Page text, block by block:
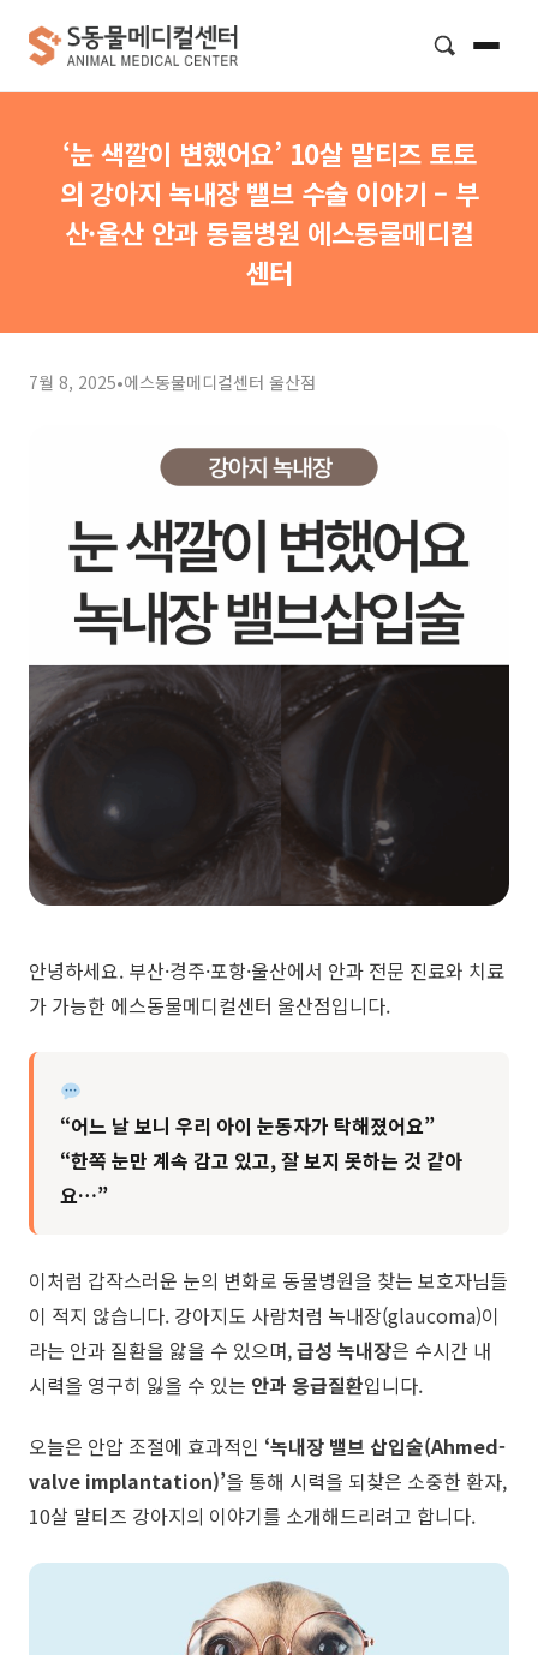
‘눈 색깔이 변했어요’ 10살 말티즈 토토
의 강아지 녹내장 밸브 수술 이야기 – 부
산·울산 안과 동물병원 에스동물메디컬
센터
7월 8, 2025•에스동물메디컬센터 울산점
안녕하세요. 부산·경주·포항·울산에서 안과 전문 진료와 치료
가 가능한 에스동물메디컬센터 울산점입니다.
“어느 날 보니 우리 아이 눈동자가 탁해졌어요”
“한쪽 눈만 계속 감고 있고, 잘 보지 못하는 것 같아
요…”
​이처럼 갑작스러운 눈의 변화로 동물병원을 찾는 보호자님들
이 적지 않습니다. 강아지도 사람처럼 녹내장(glaucoma)이
라는 안과 질환을 앓을 수 있으며,급성 녹내장은 수시간 내
시력을 영구히 잃을 수 있는 안과 응급질환입니다.
​오늘은 안압 조절에 효과적인 ‘녹내장 밸브 삽입술(Ahmed-
valve implantation)’을 통해 시력을 되찾은 소중한 환자,
10살 말티즈 강아지의 이야기를 소개해드리려고 합니다.